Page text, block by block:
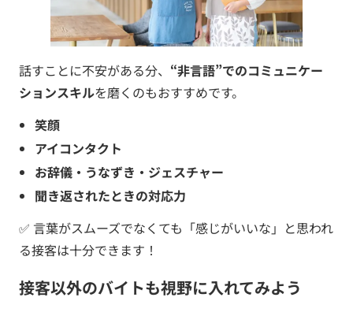
話すことに不安がある分、 “非言語”でのコミュニケー
ションスキルを磨くのもおすすめです。
笑顔
アイコンタクト
お辞儀・うなずき・ジェスチャー
聞き返されたときの対応力
✅ 言葉がスムーズでなくても「感じがいいな」と思われ
る接客は十分できます！
接客以外のバイトも視野に入れてみよう